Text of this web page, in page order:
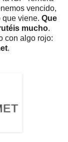
vencido,
que viene. Que
mucho.
con algo rojo:
.